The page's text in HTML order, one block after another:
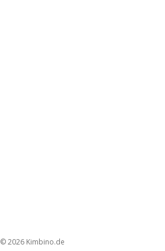
© 2026 kimbino.de